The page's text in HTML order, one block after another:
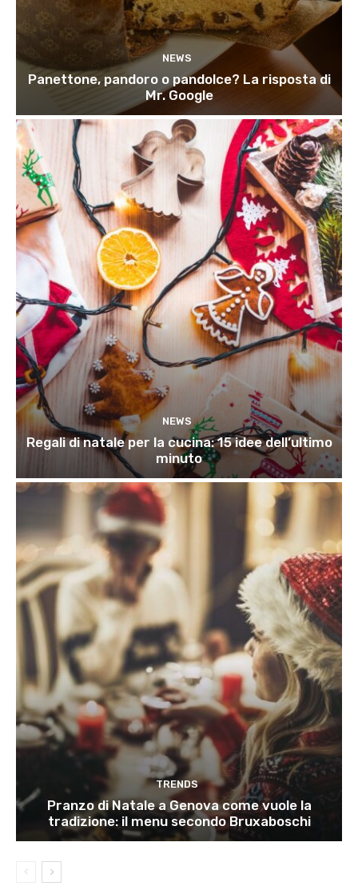
NEWS
Panettone, pandoro o pandolce? La risposta di
Mr. Google
NEWS
Regali di natale per la cucina: 15 idee dell’ultimo
minuto
TRENDS
Pranzo di Natale a Genova come vuole la
tradizione: il menu secondo Bruxaboschi